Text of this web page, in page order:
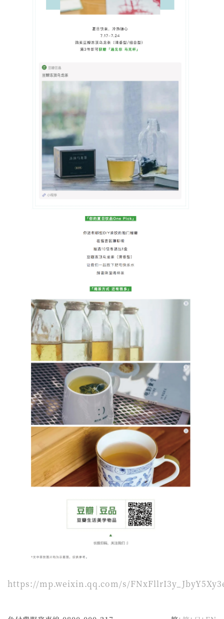
https://mp.weixin.qq.com/s/